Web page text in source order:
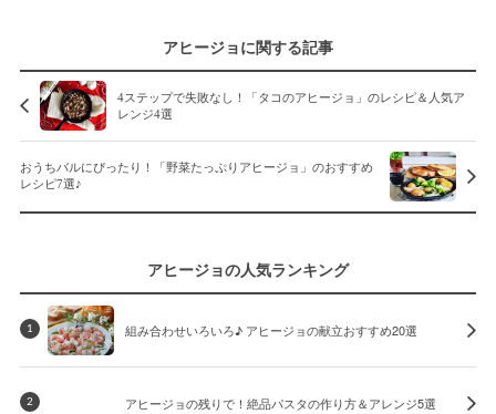
アヒージョに関する記事
4ステップで失敗なし！「タコのアヒージョ」のレシピ＆人気ア
レンジ4選
おうちバルにぴったり！「野菜たっぷりアヒージョ」のおすすめ
レシピ7選♪
アヒージョの人気ランキング
1 組み合わせいろいろ♪ アヒージョの献立おすすめ20選
2 アヒージョの残りで！絶品パスタの作り方＆アレンジ5選